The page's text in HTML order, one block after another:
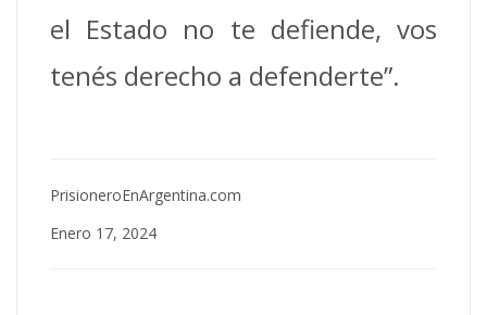
el Estado no te defiende, vos
tenés derecho a defenderte”.
PrisioneroEnArgentina.com
Enero 17, 2024